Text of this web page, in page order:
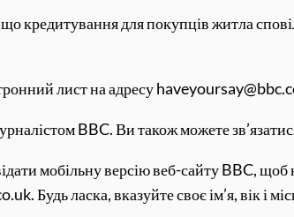
кредитування для покупців житла
лист на адресу
BBC. Ви також можете
мобільну версію веб-сайту BBC, щоб
ласка, вказуйте своє ім’я, вік і